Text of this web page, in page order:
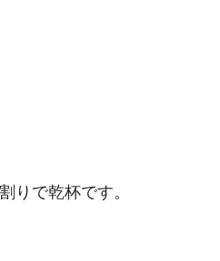
りで乾杯です。